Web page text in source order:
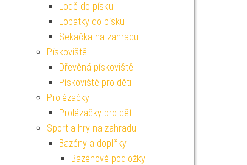
Lodě do písku
Lopatky do písku
Sekačka na zahradu
Pískoviště
Dřevěná pískoviště
Pískoviště pro děti
Prolézačky
Prolézačky pro děti
Sport a hry na zahradu
Bazény a doplňky
Bazénové podložky